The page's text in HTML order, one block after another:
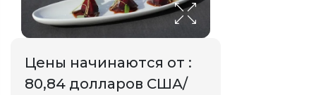
Цены начинаются от :
80,84 долларов США/